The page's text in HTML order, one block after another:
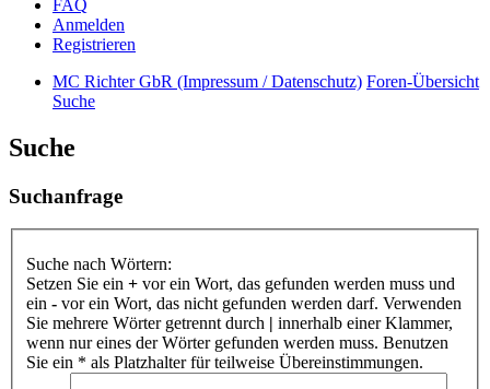
FAQ
Anmelden
Registrieren
MC Richter GbR (Impressum / Datenschutz) Foren-Übersicht
Suche
Suche
Suchanfrage
Suche nach Wörtern:
Setzen Sie ein + vor ein Wort, das gefunden werden muss und
ein - vor ein Wort, das nicht gefunden werden darf. Verwenden
Sie mehrere Wörter getrennt durch | innerhalb einer Klammer,
wenn nur eines der Wörter gefunden werden muss. Benutzen
Sie ein * als Platzhalter für teilweise Übereinstimmungen.